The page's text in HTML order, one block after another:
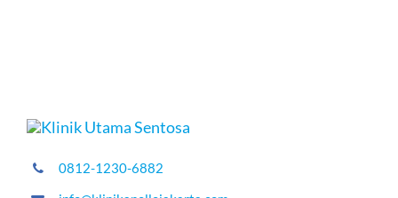
0812-1230-6882